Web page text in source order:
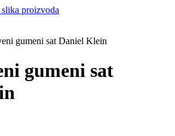
gumeni sat Daniel Klein
gumeni sat